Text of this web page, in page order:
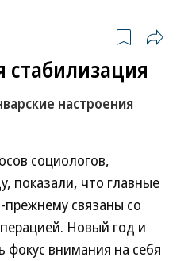
стабилизация
настроения
социологов,
показали, что главные
прежнему связаны со
Новый год и
фокус внимания на себя